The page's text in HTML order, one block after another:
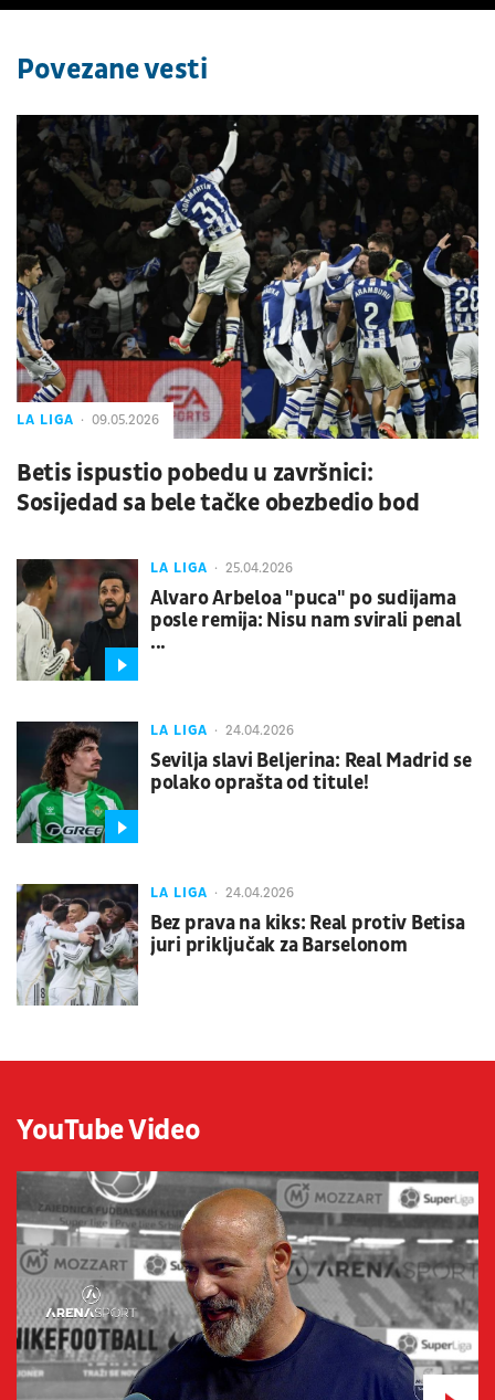
Povezane vesti
LA LIGA 09.05.2026
Betis ispustio pobedu u završnici:
Sosijedad sa bele tačke obezbedio bod
LA LIGA 25.04.2026
Alvaro Arbeloa "puca" po sudijama
posle remija: Nisu nam svirali penal
...
LA LIGA 24.04.2026
Sevilja slavi Beljerina: Real Madrid se
polako oprašta od titule!
LA LIGA 24.04.2026
Bez prava na kiks: Real protiv Betisa
juri priključak za Barselonom
YouTube Video